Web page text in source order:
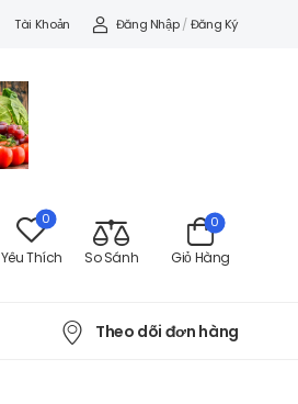
Tài Khoản Đăng Nhập / Đăng Ký
0
Yêu Thích So Sánh Giỏ Hàng
0
Theo dõi đơn hàng